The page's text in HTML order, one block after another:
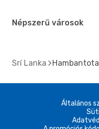
Népszerű városok
Srí Lanka Hambantota
Általános